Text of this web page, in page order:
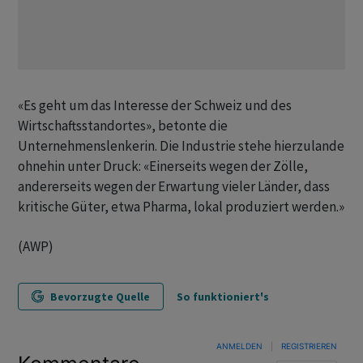
«Es geht um das Interesse der Schweiz und des
Wirtschaftsstandortes», betonte die
Unternehmenslenkerin. Die Industrie stehe hierzulande
ohnehin unter Druck: «Einerseits wegen der Zölle,
andererseits wegen der Erwartung vieler Länder, dass
kritische Güter, etwa Pharma, lokal produziert werden.»
(AWP)
Bevorzugte Quelle So funktioniert's
ANMELDEN REGISTRIEREN